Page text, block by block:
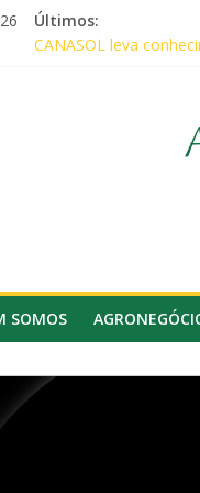
Últimos:
CANASOL leva
Agricultores
SOMOS